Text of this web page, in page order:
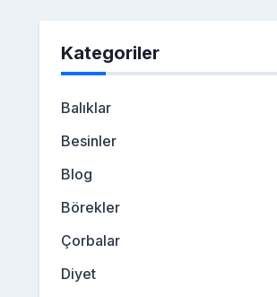
Kategoriler
Balıklar
Besinler
Blog
Börekler
Çorbalar
Diyet